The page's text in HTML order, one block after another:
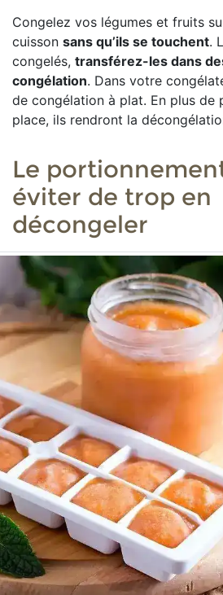
Congelez vos légumes et fruits
cuisson sans qu’ils se touchent.
congelés, transférez-les dans
congélation. Dans votre
de congélation à plat. En plus de
place, ils rendront la
Le
éviter de trop en
décongeler